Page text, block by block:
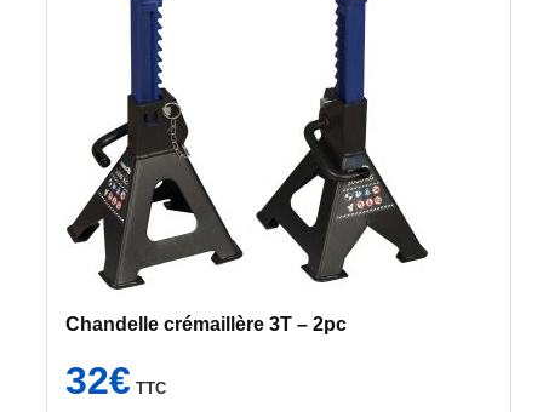
Chandelle crémaillère 3T – 2pc
32€ TTC